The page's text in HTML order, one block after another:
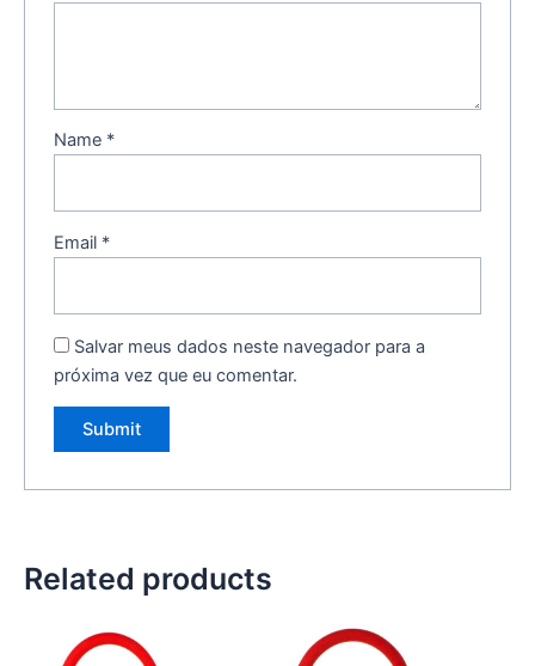
Name *
Email *
Salvar meus dados neste navegador para a
próxima vez que eu comentar.
Related products